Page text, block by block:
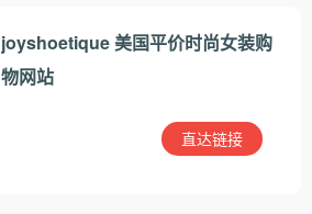
joyshoetique 美国平价时尚女装购
物网站
直达链接